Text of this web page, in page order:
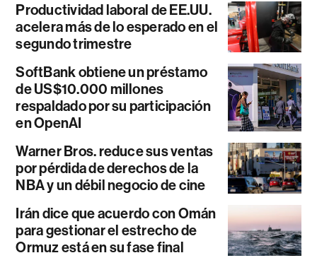
Productividad laboral de EE.UU.
acelera más de lo esperado en el
segundo trimestre
SoftBank obtiene un préstamo
de US$10.000 millones
respaldado por su participación
en OpenAI
Warner Bros. reduce sus ventas
por pérdida de derechos de la
NBA y un débil negocio de cine
Irán dice que acuerdo con Omán
para gestionar el estrecho de
Ormuz está en su fase final